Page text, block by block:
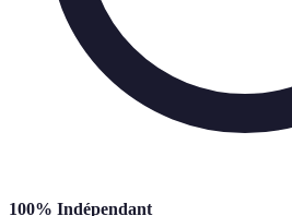
100% Indépendant